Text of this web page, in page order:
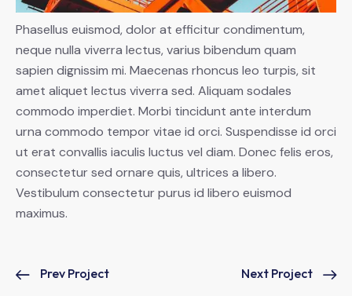
Phasellus euismod, dolor at efficitur condimentum,
neque nulla viverra lectus, varius bibendum quam
sapien dignissim mi. Maecenas rhoncus leo turpis, sit
amet aliquet lectus viverra sed. Aliquam sodales
commodo imperdiet. Morbi tincidunt ante interdum
urna commodo tempor vitae id orci. Suspendisse id orci
ut erat convallis iaculis luctus vel diam. Donec felis eros,
consectetur sed ornare quis, ultrices a libero.
Vestibulum consectetur purus id libero euismod
maximus.
Prev Project Next Project